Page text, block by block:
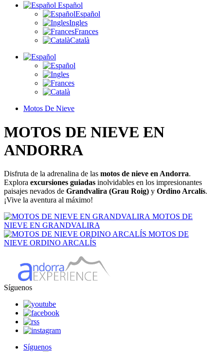
Español
Español
Ingles
Frances
Català
Motos De Nieve
MOTOS DE NIEVE EN
ANDORRA
Disfruta de la adrenalina de las motos de nieve en Andorra.
Explora excursiones guiadas inolvidables en los impresionantes
paisajes nevados de Grandvalira (Grau Roig) y Ordino Arcalís.
¡Vive la aventura al máximo!
MOTOS DE
NIEVE EN GRANDVALIRA
MOTOS DE
NIEVE ORDINO ARCALÍS
Síguenos
Síguenos